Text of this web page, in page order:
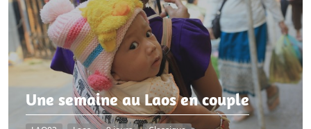
Une semaine au Laos en couple